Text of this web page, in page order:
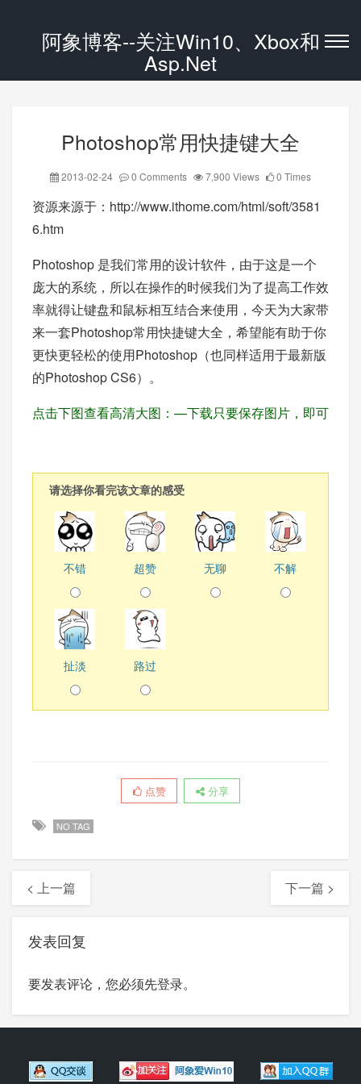
阿象博客--关注Win10、Xbox和
Asp.Net
Photoshop常用快捷键大全
2013-02-24 0 Comments 7,900 Views 0 Times
资源来源于： http://www.ithome.com/html/soft/3581
6.htm
Photoshop 是我们常用的设计软件，由于这是一个
庞大的系统，所以在操作的时候我们为了提高工作效
率就得让键盘和鼠标相互结合来使用，今天为大家带
来一套Photoshop常用快捷键大全，希望能有助于你
更快更轻松的使用Photoshop（也同样适用于最新版
的Photoshop CS6）。
点击下图查看高清大图：—下载只要保存图片，即可
请选择你看完该文章的感受
不错 超赞 无聊 不解
扯淡 路过
点赞 分享
NO TAG
< 上一篇 下一篇 >
发表回复
要发表评论，您必须先登录。